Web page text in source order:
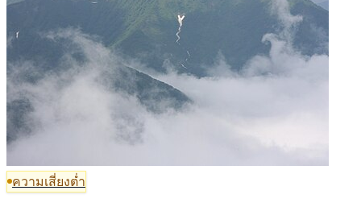
ความเสี่ยงต่ำ